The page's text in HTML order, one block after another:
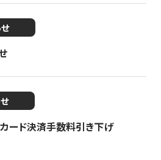
ード決済手数料引き下げ